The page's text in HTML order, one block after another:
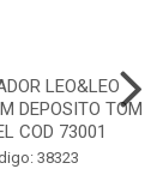
LEO&LEO
DEPOSITO TOM
COD 73001
38323